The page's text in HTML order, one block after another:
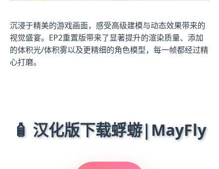
沉浸于精美的游戏画面，感受高级建模与动态效果带来的
视觉盛宴。EP2重置版带来了显著提升的渲染质量、添加
的体积光/体积雾以及更精细的角色模型，每一帧都经过精
心打磨。
🧴 汉化版下载蜉蝣|MayFly